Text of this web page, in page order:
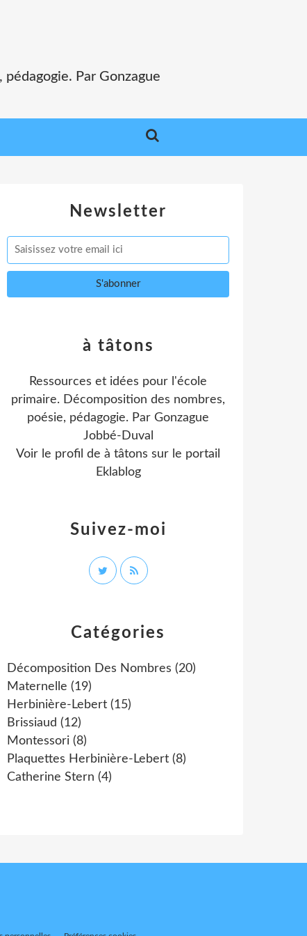
Par Gonzague
Newsletter
Catégories
Décomposition Des Nombres (20)
Maternelle (19)
Herbinière-Lebert (15)
Brissiaud (12)
Montessori (8)
Plaquettes Herbinière-Lebert (8)
Catherine Stern (4)
à tâtons
Ressources et idées pour l'école
primaire. Décomposition des nombres,
poésie, pédagogie. Par Gonzague
Jobbé-Duval
Voir le profil de à tâtons sur le portail
Eklablog
Suivez-moi